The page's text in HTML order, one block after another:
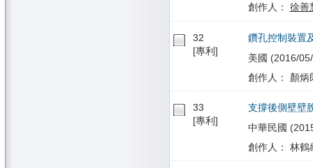
創作人： 徐善
32
[專利]
鑽孔控制裝置
美國 (2016/
創作人： 顏炳
33
[專利]
支撐後側壁壁
中華民國
創作人： 林鶴